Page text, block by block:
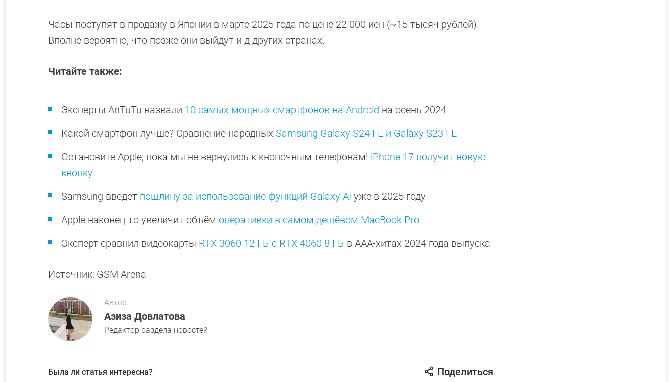
Часы поступят в продажу в Японии в марте 2025 года по цене 22 000 иен (~15 тысяч рублей).
Вполне вероятно, что позже они выйдут и д других странах.
Читайте также:
Эксперты AnTuTu назвали 10 самых мощных смартфонов на Android на осень 2024
Какой смартфон лучше? Сравнение народных Samsung Galaxy S24 FE и Galaxy S23 FE
Остановите Apple, пока мы не вернулись к кнопочным телефонам! iPhone 17 получит новую
кнопку
Samsung введёт пошлину за использование функций Galaxy AI уже в 2025 году
Apple наконец-то увеличит объём оперативки в самом дешёвом MacBook Pro
Эксперт сравнил видеокарты RTX 3060 12 ГБ с RTX 4060 8 ГБ в ААА-хитах 2024 года выпуска
Источник: GSM Arena
Автор
Азиза Довлатова
Редактор раздела новостей
Была ли статья интересна? Поделиться